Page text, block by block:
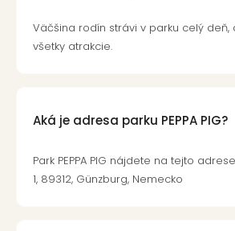
Väčšina rodín strávi v parku celý deň,
všetky atrakcie.
Aká je adresa parku PEPPA PIG?
Park PEPPA PIG nájdete na tejto
1, 89312, Günzburg, Nemecko